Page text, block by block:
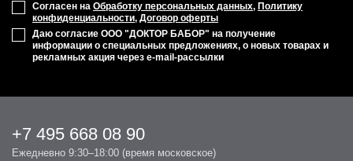
Согласен на Обработку персональных данных, Политику
конфиденциальности, Договор оферты
Даю согласие ООО "ДОКТОР БАБОР" на получение
информации о специальных предложениях, о новых товарах и
рекламных акция через e-mail-рассылки
+7 495 668 08 90
Ежедневно 9:30–18:00 (время московское)